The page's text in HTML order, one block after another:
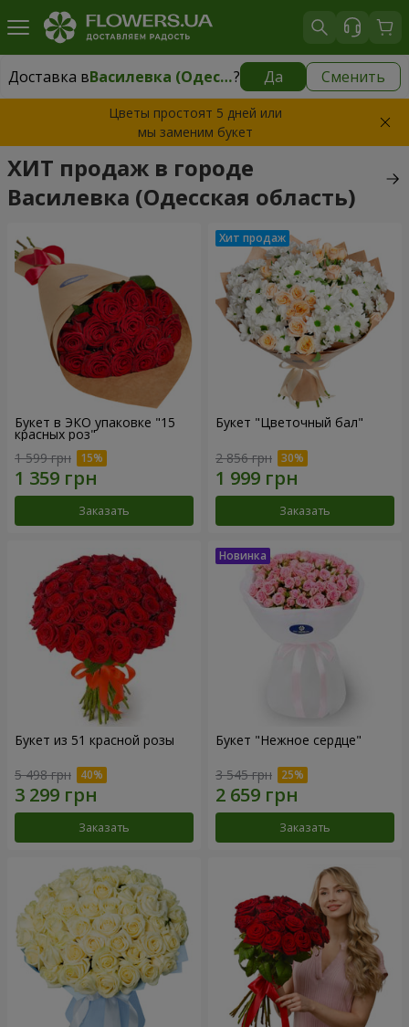
Доставка в Василевка (Одесская область)? Да Сменить
Доставка вВасилевка (Одесская область) |595 грн
Цветы простоят 5 дней или
мы заменим букет
ХИТ продаж в городе
Василевка (Одесская область)
Букет в ЭКО упаковке "15
красных роз"
1 599 грн
Заказать
Букет "Цветочный бал"
2 856 грн
Заказать
Букет из 51 красной розы
5 498 грн
Заказать
Букет "Нежное сердце"
3 545 грн
Заказать